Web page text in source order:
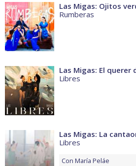
Las Migas: Ojitos
Rumberas
Las Migas: El querer
Libres
Las Migas: La
Libres
Con María Peláe